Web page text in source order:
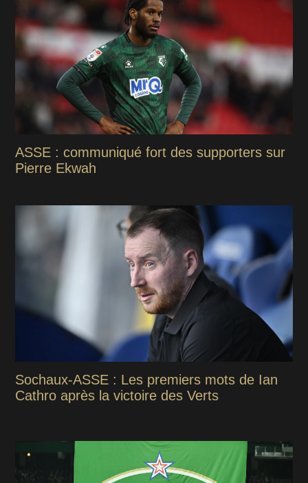
ASSE : communiqué fort des supporters sur
Pierre Ekwah
Sochaux-ASSE : Les premiers mots de Ian
Cathro après la victoire des Verts